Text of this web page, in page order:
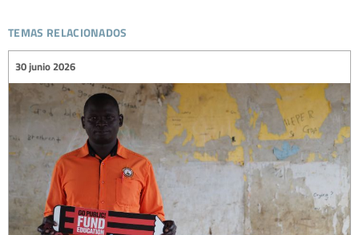
temas relacionados
30 junio 2026